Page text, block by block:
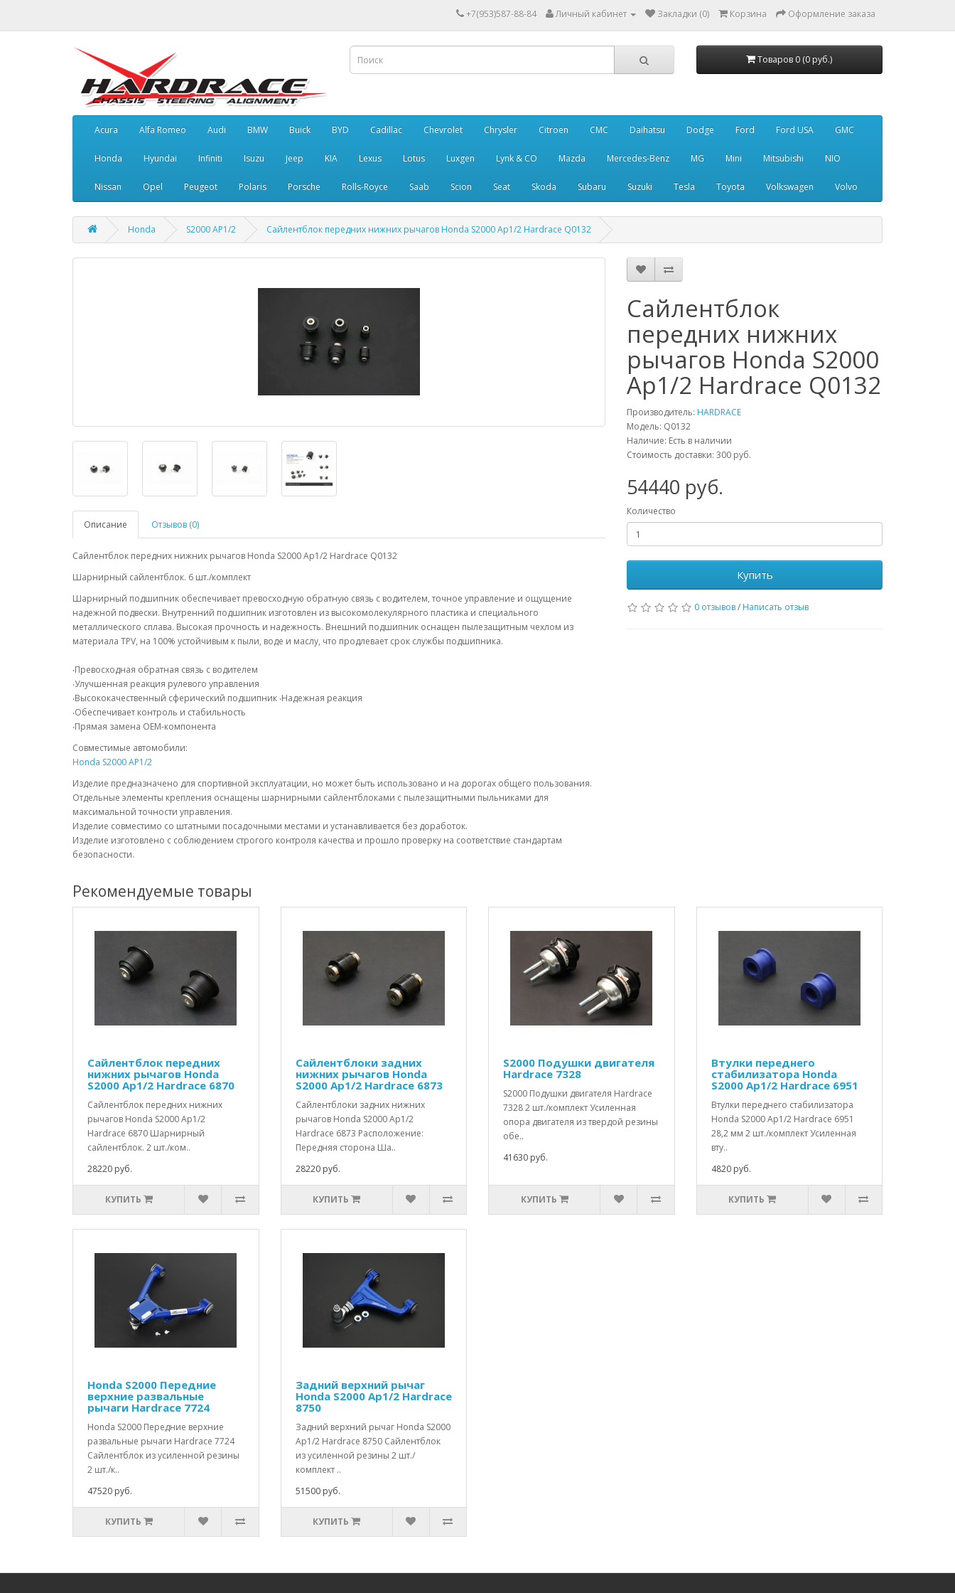
+7(953)587-88-84 Личный кабинет Закладки (0) Корзина Оформление заказа
Товаров 0 (0 руб.)
Acura Alfa Romeo Audi BMW Buick BYD Cadillac Chevrolet Chrysler Citroen CMC Daihatsu Dodge Ford Ford USA GMC
Honda Hyundai Infiniti Isuzu Jeep KIA Lexus Lotus Luxgen Lynk & CO Mazda Mercedes-Benz MG Mini Mitsubishi NIO
Nissan Opel Peugeot Polaris Porsche Rolls-Royce Saab Scion Seat Skoda Subaru Suzuki Tesla Toyota Volkswagen Volvo
Honda S2000 AP1/2 Сайлентблок передних нижних рычагов Honda S2000 Ap1/2 Hardrace Q0132
Описание Отзывов (0)
Сайлентблок передних нижних рычагов Honda S2000 Ap1/2 Hardrace Q0132
Шарнирный сайлентблок. 6 шт./комплект
Шарнирный подшипник обеспечивает превосходную обратную связь с водителем, точное управление и ощущение
надежной подвески. Внутренний подшипник изготовлен из высокомолекулярного пластика и специального
металлического сплава. Высокая прочность и надежность. Внешний подшипник оснащен пылезащитным чехлом из
материала TPV, на 100% устойчивым к пыли, воде и маслу, что продлевает срок службы подшипника.
‧Превосходная обратная связь с водителем
‧Улучшенная реакция рулевого управления
‧Высококачественный сферический подшипник ‧Надежная реакция
‧Обеспечивает контроль и стабильность
‧Прямая замена OEM-компонента
Совместимые автомобили:
Honda S2000 AP1/2
Изделие предназначено для спортивной эксплуатации, но может быть использовано и на дорогах общего пользования.
Отдельные элементы крепления оснащены шарнирными сайлентблоками с пылезащитными пыльниками для
максимальной точности управления.
Изделие совместимо со штатными посадочными местами и устанавливается без доработок.
Изделие изготовлено с соблюдением строгого контроля качества и прошло проверку на соответствие стандартам
безопасности.
Сайлентблок
передних нижних
рычагов Honda S2000
Ap1/2 Hardrace Q0132
Производитель: HARDRACE
Модель: Q0132
Наличие: Есть в наличии
Стоимость доставки: 300 руб.
54440 руб.
Количество
Купить
0 отзывов/ Написать отзыв
Рекомендуемые товары
Сайлентблок передних
нижних рычагов Honda
S2000 Ap1/2 Hardrace 6870
Сайлентблок передних нижних
рычагов Honda S2000 Ap1/2
Hardrace 6870 Шарнирный
сайлентблок. 2 шт./ком..
28220 руб.
КУПИТЬ
Сайлентблоки задних
нижних рычагов Honda
S2000 Ap1/2 Hardrace 6873
Сайлентблоки задних нижних
рычагов Honda S2000 Ap1/2
Hardrace 6873 Расположение:
Передняя сторона Ша..
28220 руб.
КУПИТЬ
S2000 Подушки двигателя
Hardrace 7328
S2000 Подушки двигателя Hardrace
7328 2 шт./комплект Усиленная
опора двигателя из твердой резины
обе..
41630 руб.
КУПИТЬ
Втулки переднего
стабилизатора Honda
S2000 Ap1/2 Hardrace 6951
Втулки переднего стабилизатора
Honda S2000 Ap1/2 Hardrace 6951
28,2 мм 2 шт./комплект Усиленная
вту..
4820 руб.
КУПИТЬ
Honda S2000 Передние
верхние развальные
рычаги Hardrace 7724
Honda S2000 Передние верхние
развальные рычаги Hardrace 7724
Сайлентблок из усиленной резины
2 шт./к..
47520 руб.
КУПИТЬ
Задний верхний рычаг
Honda S2000 Ap1/2 Hardrace
8750
Задний верхний рычаг Honda S2000
Ap1/2 Hardrace 8750 Сайлентблок
из усиленной резины 2 шт./
комплект ..
51500 руб.
КУПИТЬ